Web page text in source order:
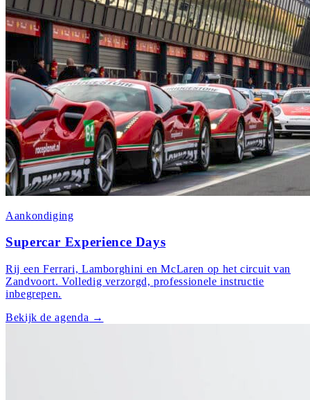
Aankondiging
Supercar Experience Days
Rij een Ferrari, Lamborghini en McLaren op het circuit van
Zandvoort. Volledig verzorgd, professionele instructie
inbegrepen.
Bekijk de agenda →